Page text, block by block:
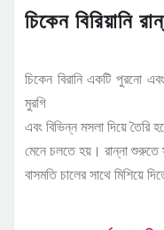
চিকেন বিরিয়ানি
চিকেন বিরানি একটি পুরনো
মুরগি
এবং বিভিন্ন মসলা দিয়ে তৈরি
মেনে চলতে হয়। রান্না
বাসমতি চালের সাথে মিশিয়ে